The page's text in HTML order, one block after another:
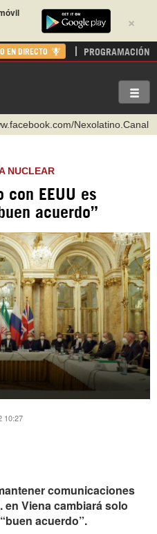
×
EN DIRECTO PROGRAMACIÓN
Nexolatino.Canal
@nexo_latino
c/hispantv
y Viber: +98 921 79 29 404
como: hispan_tv
NUCLEAR
con EEUU es
acuerdo”
10:27
comunicaciones
en Viena cambiará solo
acuerdo”.